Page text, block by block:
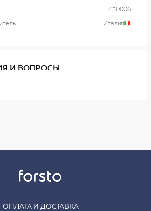
450006
Италия
И ВОПРОСЫ
ОПЛАТА И ДОСТАВКА